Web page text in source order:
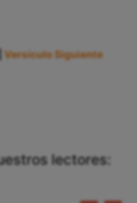
Versículo Siguiente
lectores: